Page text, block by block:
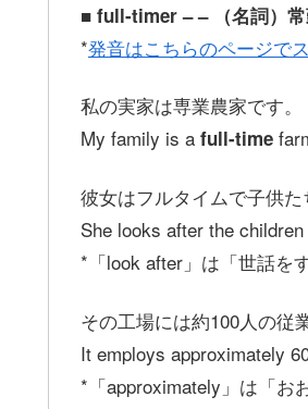
■ full-timer – – （名詞）
*発音はこちらのページで
私の実家は専業農家です。
My family is a full-time
彼女はフルタイムで子供た
She looks after the children
*「look after」は「世話を
その工場には約100人の従
It employs approximately
*「approximately」は「お